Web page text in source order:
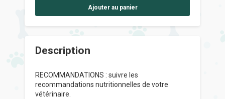
Ajouter au panier
Description
RECOMMANDATIONS : suivre les
recommandations nutritionnelles de votre
vétérinaire.